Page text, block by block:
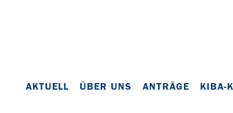
AKTUELL ÜBER UNS ANTRÄGE KIBA-